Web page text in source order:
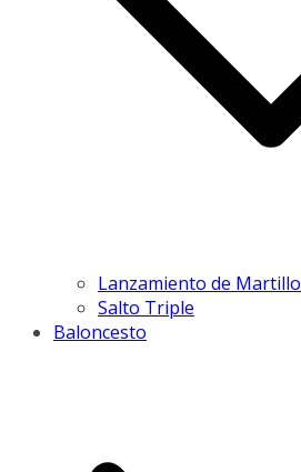
Lanzamiento de Martillo
Salto Triple
Baloncesto